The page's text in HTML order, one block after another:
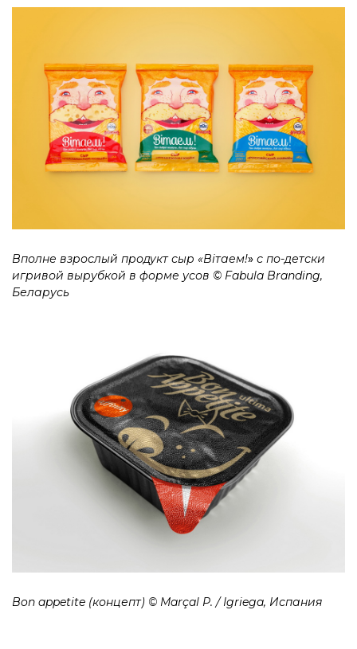
Вполне взрослый продукт сыр «Вітаем!» с по-детски
игривой вырубкой в форме усов © Fabula Branding,
Беларусь
Bon appetite (концепт) © Marçal P. / Igriega, Испания